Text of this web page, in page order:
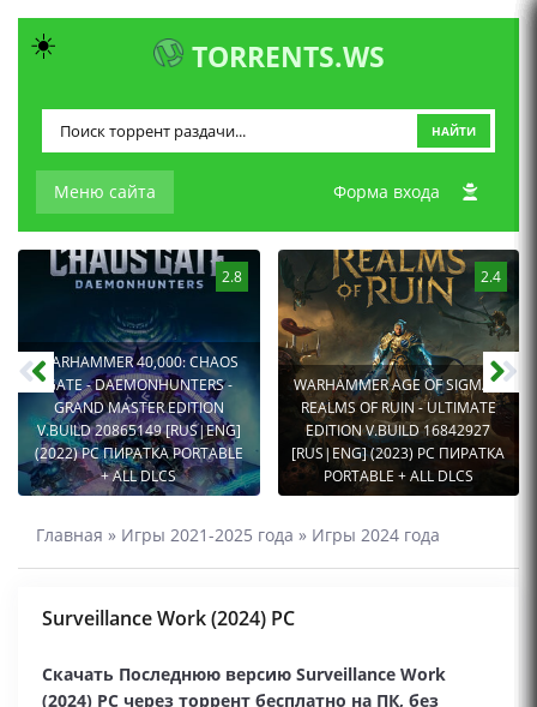
TORRENTS.WS
Меню сайта
НАЙТИ
Форма входа
2.8
WARHAMMER 40,000: CHAOS
GATE - DAEMONHUNTERS -
GRAND MASTER EDITION
V.BUILD 20865149 [RUS|ENG]
(2022) PC ПИРАТКА PORTABLE
+ ALL DLCS
2.4
WARHAMMER AGE OF SIGMAR:
REALMS OF RUIN - ULTIMATE
EDITION V.BUILD 16842927
[RUS|ENG] (2023) PC ПИРАТКА
PORTABLE + ALL DLCS
Главная » Игры 2021-2025 года » Игры 2024 года
Surveillance Work (2024) PC
Скачать Последнюю версию Surveillance Work
(2024) PC через торрент бесплатно на ПК, без
☀️